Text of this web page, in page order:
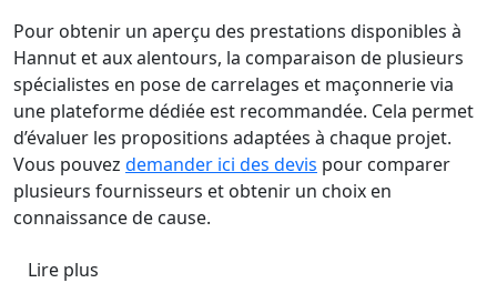
Pour obtenir un aperçu des prestations disponibles à
Hannut et aux alentours, la comparaison de plusieurs
spécialistes en pose de carrelages et maçonnerie via
une plateforme dédiée est recommandée. Cela permet
d’évaluer les propositions adaptées à chaque projet.
Vous pouvez demander ici des devis pour comparer
plusieurs fournisseurs et obtenir un choix en
connaissance de cause.
Lire plus